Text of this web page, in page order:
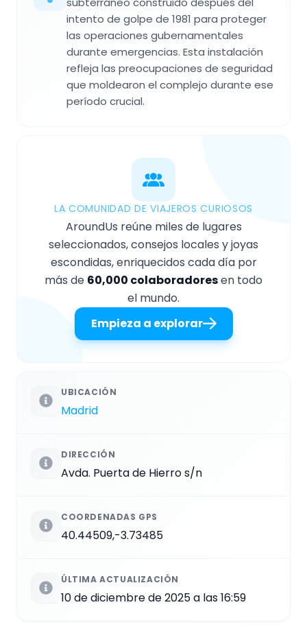
intento de golpe de 1981 para proteger
las operaciones gubernamentales
durante emergencias. Esta instalación
refleja las preocupaciones de seguridad
que moldearon el complejo durante ese
período crucial.
LA COMUNIDAD DE VIAJEROS CURIOSOS
AroundUs reúne miles de lugares
seleccionados, consejos locales y joyas
escondidas, enriquecidos cada día por
más de 60,000 colaboradoresen todo
el mundo.
Empieza a explorar
UBICACIÓN
Madrid
DIRECCIÓN
Avda. Puerta de Hierro s/n
COORDENADAS GPS
40.44509,-3.73485
ÚLTIMA ACTUALIZACIÓN
10 de diciembre de 2025 a las 16:59